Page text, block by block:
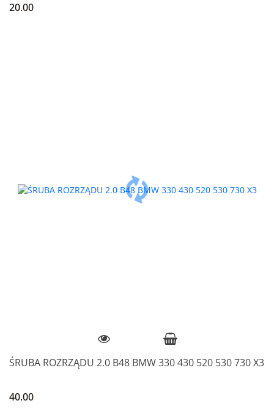
20.00
ŚRUBA ROZRZĄDU 2.0 B48 BMW 330 430 520 530 730 X3
40.00